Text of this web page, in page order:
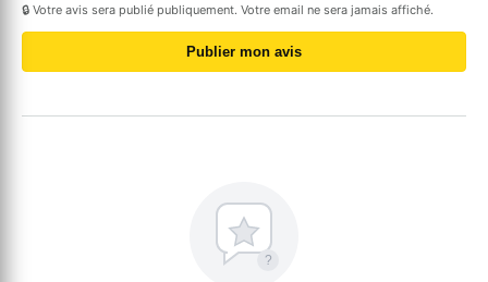
🔒 Votre avis sera publié publiquement. Votre email ne sera jamais affiché.
Publier mon avis
?